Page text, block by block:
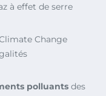
à effet de serre
Change
polluants des